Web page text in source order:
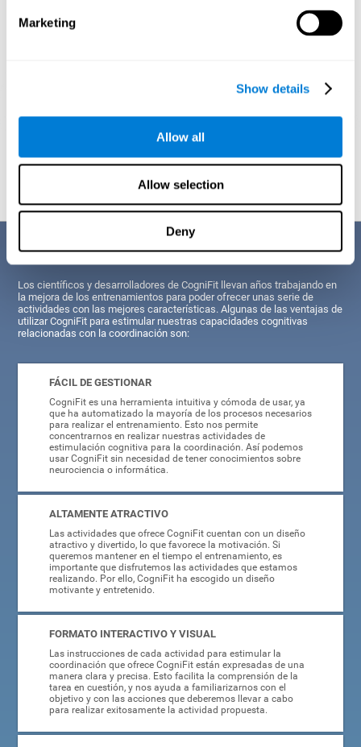
Marketing
Show details
Allow all
Allow selection
Deny
Proyección gráfica orientativa de las redes neuronales después de
semanas.
Sus ventajas
Los científicos y desarrolladores de CogniFit llevan años trabajando en
la mejora de los entrenamientos para poder ofrecer unas serie de
actividades con las mejores características. Algunas de las ventajas de
utilizar CogniFit para estimular nuestras capacidades cognitivas
relacionadas con la coordinación son:
FÁCIL DE GESTIONAR
CogniFit es una herramienta intuitiva y cómoda de usar, ya
que ha automatizado la mayoría de los procesos necesarios
para realizar el entrenamiento. Esto nos permite
concentrarnos en realizar nuestras actividades de
estimulación cognitiva para la coordinación. Así podemos
usar CogniFit sin necesidad de tener conocimientos sobre
neurociencia o informática.
ALTAMENTE ATRACTIVO
Las actividades que ofrece CogniFit cuentan con un diseño
atractivo y divertido, lo que favorece la motivación. Si
queremos mantener en el tiempo el entrenamiento, es
importante que disfrutemos las actividades que estamos
realizando. Por ello, CogniFit ha escogido un diseño
motivante y entretenido.
FORMATO INTERACTIVO Y VISUAL
Las instrucciones de cada actividad para estimular la
coordinación que ofrece CogniFit están expresadas de una
manera clara y precisa. Esto facilita la comprensión de la
tarea en cuestión, y nos ayuda a familiarizarnos con el
objetivo y con las acciones que deberemos llevar a cabo
para realizar exitosamente la actividad propuesta.